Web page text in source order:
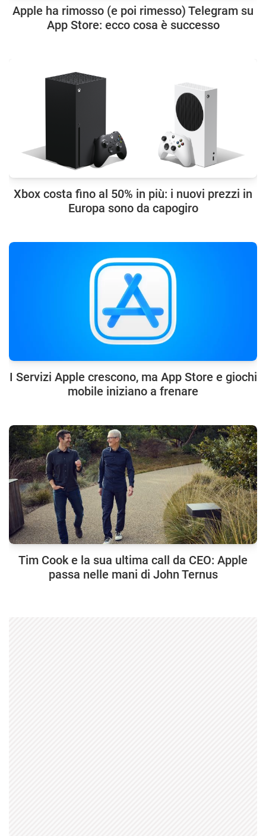
Apple ha rimosso (e poi rimesso) Telegram su
App Store: ecco cosa è successo
Xbox costa fino al 50% in più: i nuovi prezzi in
Europa sono da capogiro
I Servizi Apple crescono, ma App Store e giochi
mobile iniziano a frenare
Tim Cook e la sua ultima call da CEO: Apple
passa nelle mani di John Ternus